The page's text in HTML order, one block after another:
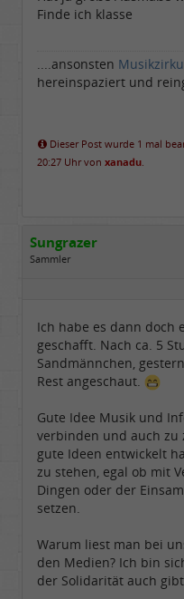
Finde ich klasse
....ansonsten
hereinspaziert und
Dieser Post wurde 1 mal
20:27 Uhr von xanadu
Sungrazer
Sammler
Ich habe es dann doch
geschafft. Nach ca. 5
Sandmännchen,
Rest angeschaut.
Gute Idee Musik und
verbinden und auch zu
gute Ideen entwickelt
zu stehen, egal ob mit
Dingen oder der
setzen.
Warum liest man bei
den Medien? Ich bin
der Solidarität auch gibt.